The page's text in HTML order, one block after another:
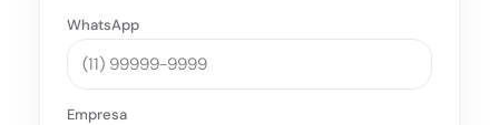
WhatsApp
Empresa